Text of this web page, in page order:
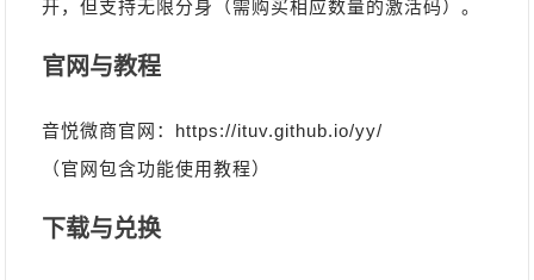
开，但支持无限分身（需购买相应数量的激活码）。
官网与教程
音悦微商官网：https://ituv.github.io/yy/
（官网包含功能使用教程）
下载与兑换